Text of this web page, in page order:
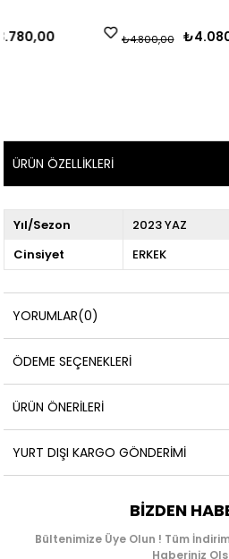
₺4.080,00
₺4.800,00
ÜRÜN ÖZELLIKLERI
Yıl/Sezon
2023 YAZ
Cinsiyet
ERKEK
YORUMLAR(0)
ÖDEME SEÇENEKLERI
ÜRÜN ÖNERILERI
YURT DIŞI KARGO GÖNDERIMI
BIZDEN
Bültenimize Üye Olun ! Tüm
Haberiniz